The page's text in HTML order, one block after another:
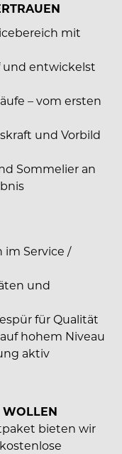
mit
und entwickelst
– vom ersten
und Vorbild
Sommelier an
im Service /
und
für Qualität
hohem Niveau
aktiv
bieten wir